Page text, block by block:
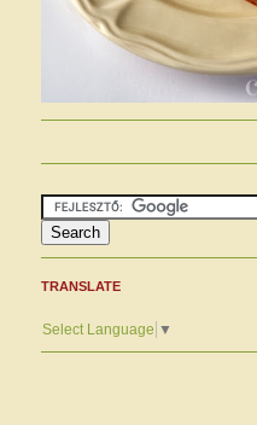
TRANSLATE
Select Language ▼